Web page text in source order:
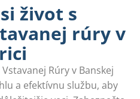
život s
rúry v
Rúry v Banskej
a efektívnu službu, aby